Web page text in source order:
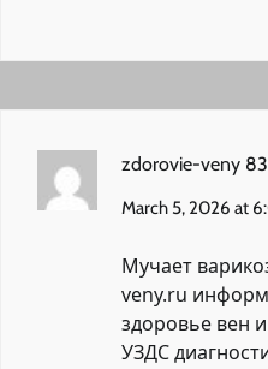
zdorovie-veny 83
March 5, 2026 at
Мучает
veny.ru
здоровье вен
УЗДС